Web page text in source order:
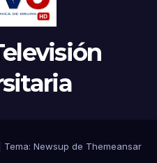
Tema: Newsup de Themeansar